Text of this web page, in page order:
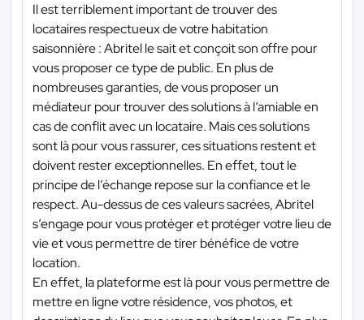
Il est terriblement important de trouver des
locataires respectueux de votre habitation
saisonnière : Abritel le sait et conçoit son offre pour
vous proposer ce type de public. En plus de
nombreuses garanties, de vous proposer un
médiateur pour trouver des solutions à l’amiable en
cas de conflit avec un locataire. Mais ces solutions
sont là pour vous rassurer, ces situations restent et
doivent rester exceptionnelles. En effet, tout le
principe de l’échange repose sur la confiance et le
respect. Au-dessus de ces valeurs sacrées, Abritel
s’engage pour vous protéger et protéger votre lieu de
vie et vous permettre de tirer bénéfice de votre
location.
En effet, la plateforme est là pour vous permettre de
mettre en ligne votre résidence, vos photos, et